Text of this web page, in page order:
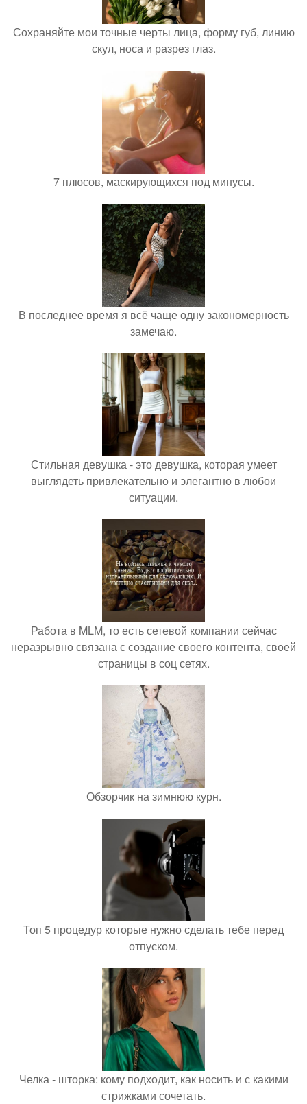
Сохраняйте мои точные черты лица, форму губ, линию
скул, носа и разрез глаз.
7 плюсов, маскирующихся под минусы.
В последнее время я всё чаще одну закономерность
замечаю.
Стильная девушка - это девушка, которая умеет
выглядеть привлекательно и элегантно в любои
ситуации.
Работа в MLM, то есть сетевой компании сейчас
неразрывно связана с создание своего контента, своей
страницы в соц сетях.
Обзорчик на зимнюю курн.
Топ 5 процедур которые нужно сделать тебе перед
отпуском.
Челка - шторка: кому подходит, как носить и с какими
стрижками сочетать.